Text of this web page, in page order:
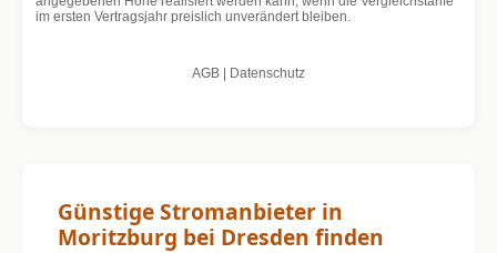
Günstige Stromanbieter in
Moritzburg bei Dresden finden